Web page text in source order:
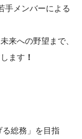
手メンバーによる
来への野望まで、
ます ！
総務」を目指